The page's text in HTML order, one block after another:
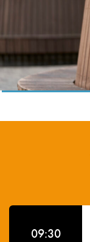
09:30